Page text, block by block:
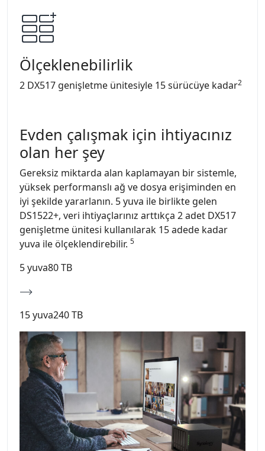
Ölçeklenebilirlik
2 DX517 genişletme ünitesiyle 15 sürücüye kadar2
Evden çalışmak için ihtiyacınız
olan her şey
Gereksiz miktarda alan kaplamayan bir sistemle,
yüksek performanslı ağ ve dosya erişiminden en
iyi şekilde yararlanın. 5 yuva ile birlikte gelen
DS1522+, veri ihtiyaçlarınız arttıkça 2 adet DX517
genişletme ünitesi kullanılarak 15 adede kadar
yuva ile ölçeklendirebilir. 5
5 yuva80 TB
15 yuva240 TB